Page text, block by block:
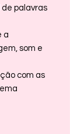
palavras
a
som e
com as